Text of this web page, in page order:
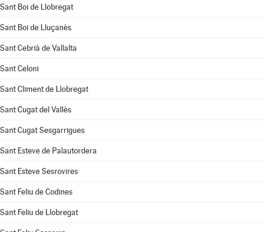
Sant Boi de Llobregat
Sant Boi de Lluçanès
Sant Cebrià de Vallalta
Sant Celoni
Sant Climent de Llobregat
Sant Cugat del Vallès
Sant Cugat Sesgarrigues
Sant Esteve de Palautordera
Sant Esteve Sesrovires
Sant Feliu de Codines
Sant Feliu de Llobregat